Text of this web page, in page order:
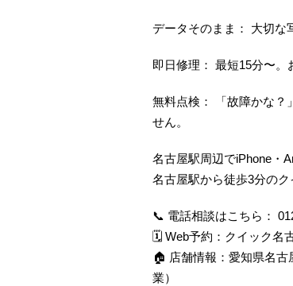
データそのまま： 大切な
即日修理： 最短15分〜。
無料点検： 「故障かな？
せん。
名古屋駅周辺でiPhone・
名古屋駅から徒歩3分のク
📞 電話相談はこちら：
🗓 Web予約： クイック名
🏠 店舗情報：愛知県名
業）